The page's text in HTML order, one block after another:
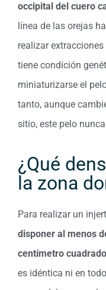
occipital del cuero
línea de las orejas
realizar
tiene condición
miniaturizarse el
tanto, aunque
sitio, este pelo
¿Qué
la zona
Para realizar un
disponer al menos
centímetro cuadrado
es idéntica ni en